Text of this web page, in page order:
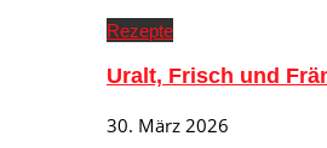
Rezepte
Uralt, Frisch und
30. März 2026